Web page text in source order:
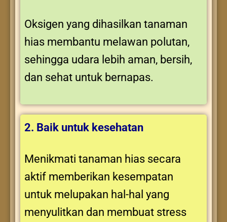
Oksigen yang dihasilkan tanaman
hias membantu melawan polutan,
sehingga udara lebih aman, bersih,
dan sehat untuk bernapas.
2. Baik untuk kesehatan
Menikmati tanaman hias secara
aktif memberikan kesempatan
untuk melupakan hal-hal yang
menyulitkan dan membuat stress